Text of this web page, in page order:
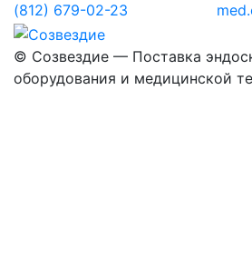
(812) 679-02-23
© Созвездие — Поставка
оборудования и медицинской